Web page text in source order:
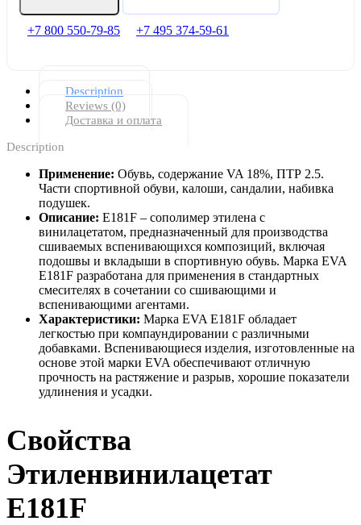
+7 800 550-79-85 +7 495 374-59-61
Description
Reviews (0)
Доставка и оплата
Description
Применение: Обувь, содержание VA 18%, ПТР 2.5.
Части спортивной обуви, калоши, сандалии, набивка
подушек.
Описание: E181F – сополимер этилена с
винилацетатом, предназначенный для производства
сшиваемых вспенивающихся композиций, включая
подошвы и вкладыши в спортивную обувь. Марка EVA
E181F разработана для применения в стандартных
смесителях в сочетании со сшивающими и
вспенивающими агентами.
Характеристики: Марка EVA E181F обладает
легкостью при компаундировании с различными
добавками. Вспенивающиеся изделия, изготовленные на
основе этой марки EVA обеспечивают отличную
прочность на растяжение и разрыв, хорошие показатели
удлинения и усадки.
Свойства
Этиленвинилацетат
E181F